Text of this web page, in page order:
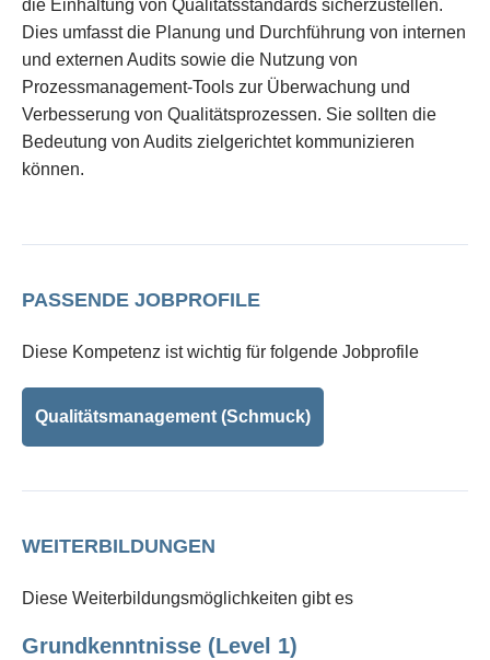
die Einhaltung von Qualitätsstandards sicherzustellen.
Dies umfasst die Planung und Durchführung von internen
und externen Audits sowie die Nutzung von
Prozessmanagement-Tools zur Überwachung und
Verbesserung von Qualitätsprozessen. Sie sollten die
Bedeutung von Audits zielgerichtet kommunizieren
können.
PASSENDE JOBPROFILE
Diese Kompetenz ist wichtig für folgende Jobprofile
Qualitätsmanagement (Schmuck)
WEITERBILDUNGEN
Diese Weiterbildungsmöglichkeiten gibt es
Grundkenntnisse (Level 1)